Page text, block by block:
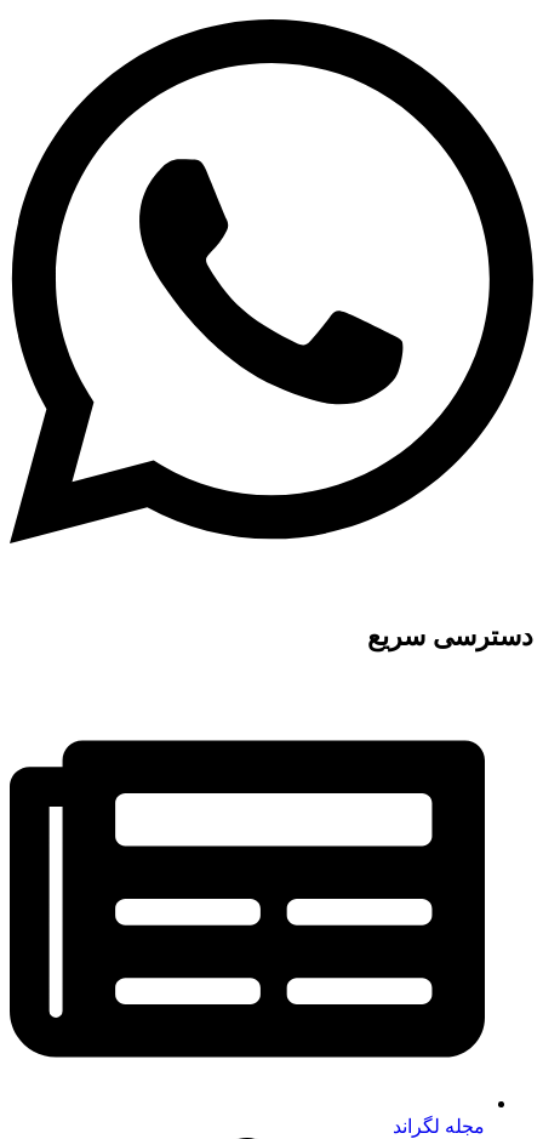
دسترسی سریع
مجله لگراند